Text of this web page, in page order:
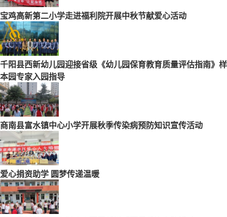
宝鸡高新第二小学走进福利院开展中秋节献爱心活动
千阳县西新幼儿园迎接省级《幼儿园保育教育质量评估指南》样
本园专家入园指导
商南县富水镇中心小学开展秋季传染病预防知识宣传活动
爱心捐资助学 圆梦传递温暖